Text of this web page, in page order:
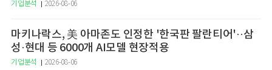
기업분석 2026-08-06
마키나락스, 美 아마존도 인정한 '한국판 팔란티어'··삼
성·현대 등 6000개 AI모델 현장적용
기업분석 2026-08-06